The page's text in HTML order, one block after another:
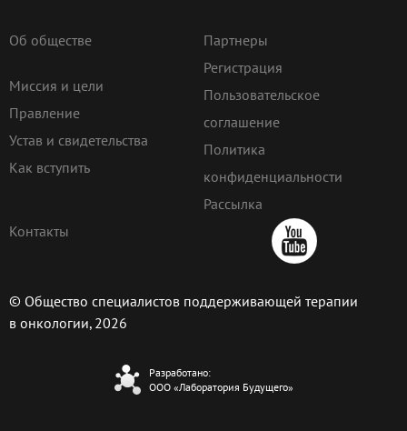
Об обществе
Миссия и цели
Правление
Устав и свидетельства
Как вступить
Партнеры
Регистрация
Пользовательское
соглашение
Политика
конфиденциальности
Рассылка
Контакты
© Общество специалистов поддерживающей терапии
в онкологии, 2026
Разработано:
ООО «Лаборатория Будущего»